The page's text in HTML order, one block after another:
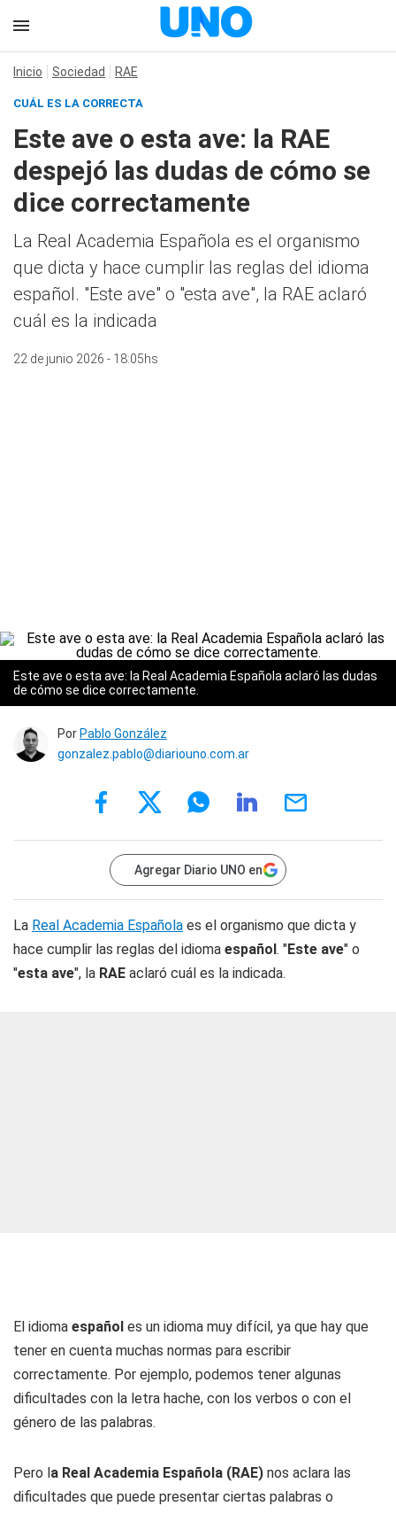
Inicio Sociedad RAE
CUÁL ES LA CORRECTA
Este ave o esta ave: la RAE
despejó las dudas de cómo se
dice correctamente
La Real Academia Española es el organismo
que dicta y hace cumplir las reglas del idioma
español. "Este ave" o "esta ave", la RAE aclaró
cuál es la indicada
22 de junio 2026 - 18:05hs
Este ave o esta ave: la Real Academia Española aclaró las dudas
de cómo se dice correctamente.
Por Pablo González
gonzalez.pablo@diariouno.com.ar
Agregar Diario UNO en
La Real Academia Española es el organismo que dicta y
hace cumplir las reglas del idioma español. "Este ave" o
"esta ave", la RAE aclaró cuál es la indicada.
El idioma español es un idioma muy difícil, ya que hay que
tener en cuenta muchas normas para escribir
correctamente. Por ejemplo, podemos tener algunas
dificultades con la letra hache, con los verbos o con el
género de las palabras.
Pero la Real Academia Española (RAE) nos aclara las
dificultades que puede presentar ciertas palabras o